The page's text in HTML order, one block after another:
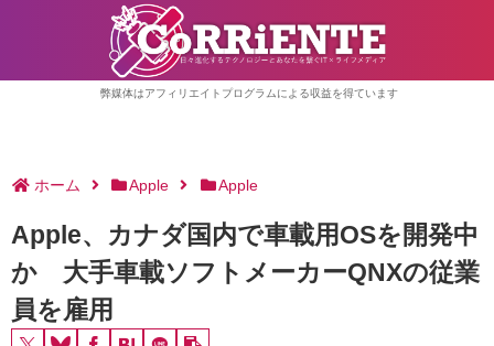
弊媒体はアフィリエイトプログラムによる収益を得ています
ホーム Apple Apple
Apple、カナダ国内で車載用OSを開発中
か 大手車載ソフトメーカーQNXの従業
員を雇用